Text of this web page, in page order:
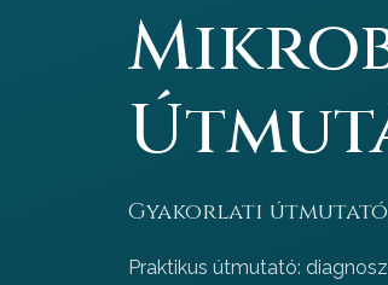
Gyakorlati útmutató
Praktikus útmutató: